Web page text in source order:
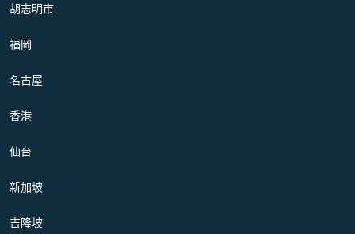
胡志明市
福岡
名古屋
香港
仙台
新加坡
吉隆坡